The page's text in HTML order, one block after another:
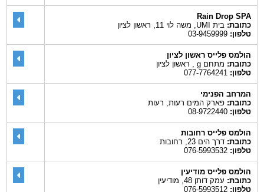
Rain Drop SPA
כתובת:בית UMI, משה לוי 11, ראשון לציון
טלפון:03-9459999
הולמס פלייס ראשון לציון
כתובת:מתחם g , ראשון לציון
טלפון:077-7764241
המרחב הפנימי
כתובת:פארק המים רעות, רעות
טלפון:08-9722440
הולמס פלייס רחובות
כתובת:דרך הים 23, רחובות
טלפון:076-5993532
הולמס פלייס מודיעין
כתובת:עמק דותן 48, מודיעין
טלפון:076-5993512